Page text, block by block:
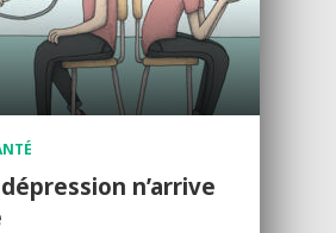
n’arrive